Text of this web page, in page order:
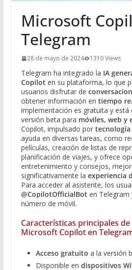
Microsoft
Telegram
28 de mayo de 2024 1310 Views
Telegram ha integrado la IA
Copilot en su plataforma, lo que
usuarios disfrutar de
obtener información en tiempo
implementación es gratuita y está
versión beta para móviles, web y
Copilot, impulsado por tecnología
ayuda en diversas tareas, como
películas, creación de listas de
planificación de viajes, y ofrece
entretenimiento y consejos,
significativamente la experiencia
Para acceder al asistente, los
@CopilotOfficialBot en Telegram
número de móvil.
Características principales
Microsoft Copilot en
Acceso gratuito a la versión
Disponible en dispositivos